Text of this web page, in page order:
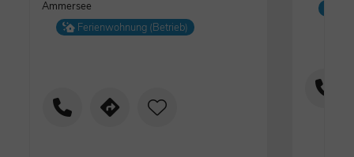
Ammersee
Ferienwohnung (Betrieb)